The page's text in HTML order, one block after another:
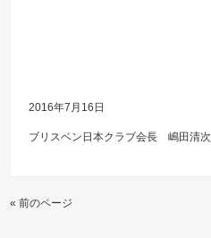
2016年7月16日
ブリスベン日本クラブ会長 嶋田清次
« 前のページ